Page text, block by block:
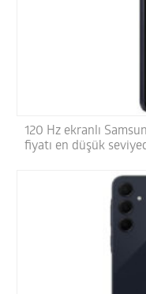
120 Hz ekranlı
fiyatı en düşük